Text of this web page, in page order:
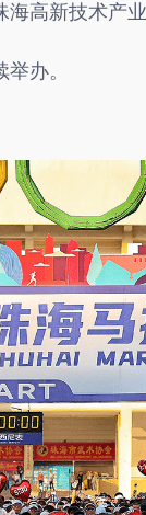
高新技术产
办。